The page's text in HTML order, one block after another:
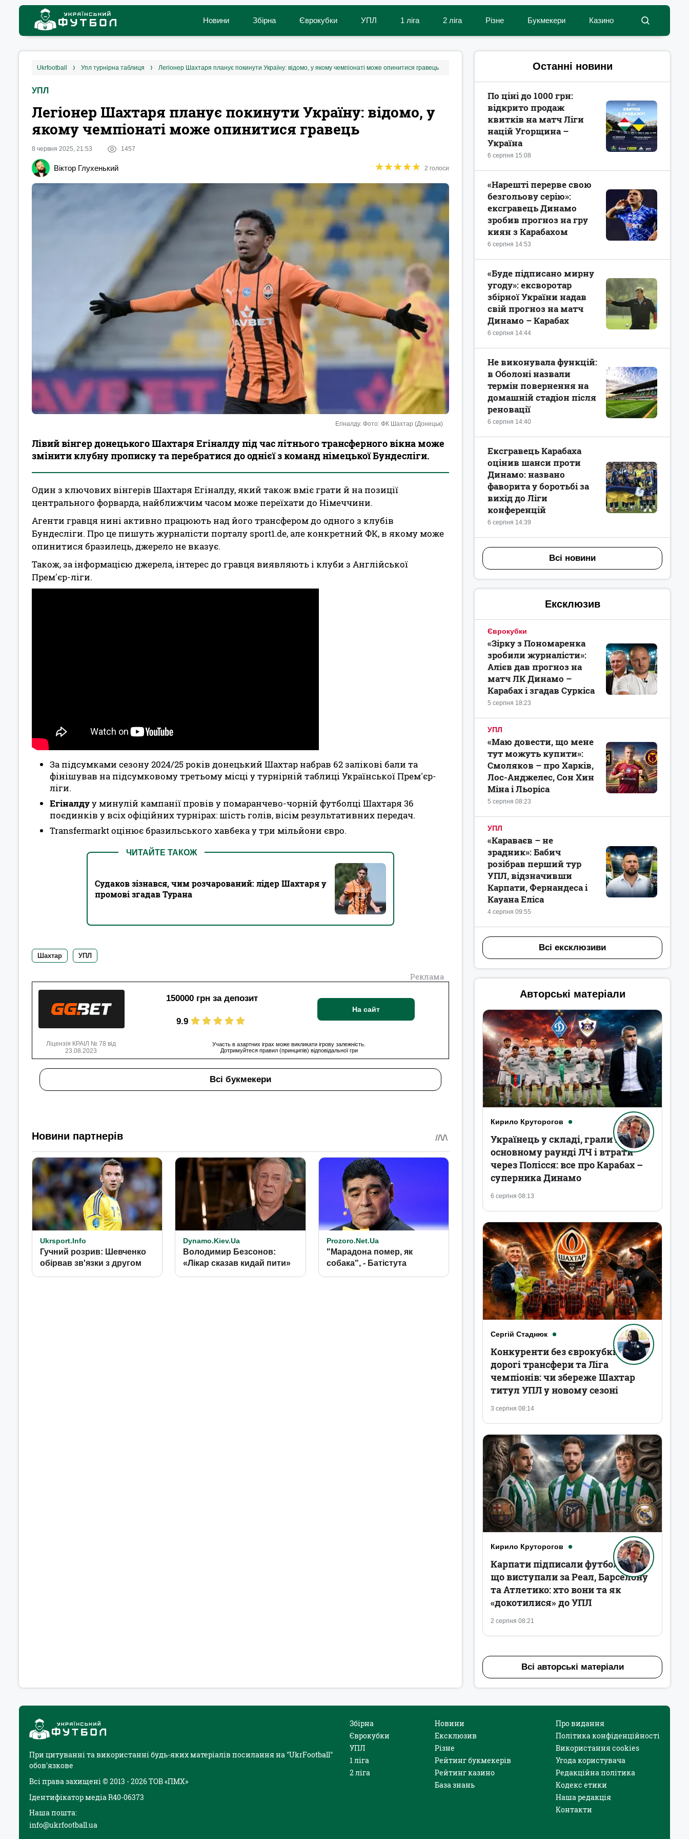
Новини Збірна Єврокубки УПЛ 1 ліга 2 ліга Різне Букмекери Казино
ukrfootball упл турнірна таблиця Легіонер Шахтаря планує покинути Україну: відомо, у якому чемпіонаті може опинитися гравець
УПЛ
Легіонер Шахтаря планує покинути Україну: відомо, у
якому чемпіонаті може опинитися гравець
8 червня 2025, 21:53 1457
Віктор Глухенький ★★★★★
★★★★★ 2 голоси
Егіналду. Фото: ФК Шахтар (Донецьк)
Лівий вінгер донецького Шахтаря Егіналду під час літнього трансферного вікна може
змінити клубну прописку та перебратися до однієї з команд німецької Бундесліги.
Один з ключових вінгерів Шахтаря Егіналду, який також вміє грати й на позиції
центрального форварда, найближчим часом може переїхати до Німеччини.
Агенти гравця нині активно працюють над його трансфером до одного з клубів
Бундесліги. Про це пишуть журналісти порталу sport1.de, але конкретний ФК, в якому може
опинитися бразилець, джерело не вказує.
Також, за інформацією джерела, інтерес до гравця виявляють і клуби з Англійської
Прем'єр-ліги.
За підсумками сезону 2024/25 років донецький Шахтар набрав 62 залікові бали та
фінішував на підсумковому третьому місці у турнірній таблиці Української Прем'єр-
ліги.
Егіналдуу минулій кампанії провів у помаранчево-чорній футболці Шахтаря 36
поєдинків у всіх офіційних турнірах: шість голів, вісім результативних передач.
Transfermarkt оцінює бразильського хавбека у три мільйони євро.
ЧИТАЙТЕ ТАКОЖ
Судаков зізнався, чим розчарований: лідер Шахтаря у
промові згадав Турана
Шахтар УПЛ
Реклама
150000 грн за депозит
9.9
На сайт
Ліцензія КРАІЛ № 78 від
23.08.2023
Участь в азартних іграх може викликати ігрову залежність.
Дотримуйтеся правил (принципів) відповідальної гри
Всі букмекери
Останні новини
6 серпня 15:08
По ціні до 1000 грн:
відкрито продаж
квитків на матч Ліги
націй Угорщина –
Україна
6 серпня 14:53
«Нарешті перерве свою
безгольову серію»:
ексгравець Динамо
зробив прогноз на гру
киян з Карабахом
6 серпня 14:44
«Буде підписано мирну
угоду»: ексворотар
збірної України надав
свій прогноз на матч
Динамо – Карабах
6 серпня 14:40
Не виконувала функцій:
в Оболоні назвали
термін повернення на
домашній стадіон після
реновації
6 серпня 14:39
Ексгравець Карабаха
оцінив шанси проти
Динамо: названо
фаворита у боротьбі за
вихід до Ліги
конференцій
Всі новини
Ексклюзив
Єврокубки
5 серпня 18:23
«Зірку з Пономаренка
зробили журналісти»:
Алієв дав прогноз на
матч ЛК Динамо –
Карабах і згадав Суркіса
УПЛ
5 серпня 08:23
«Маю довести, що мене
тут можуть купити»:
Смоляков – про Харків,
Лос-Анджелес, Сон Хин
Міна і Льоріса
УПЛ
4 серпня 09:55
«Караваєв – не
зрадник»: Бабич
розібрав перший тур
УПЛ, відзначивши
Карпати, Фернандеса і
Кауана Еліса
Всі ексклюзиви
Авторські матеріали
Кирило Круторогов
6 серпня 08:13
Українець у складі, грали в
основному раунді ЛЧ і втрати
через Полісся: все про Карабах –
суперника Динамо
Сергій Стаднюк
3 серпня 08:14
Конкуренти без єврокубків,
дорогі трансфери та Ліга
чемпіонів: чи збереже Шахтар
титул УПЛ у новому сезоні
Кирило Круторогов
2 серпня 08:21
Карпати підписали футболістів,
що виступали за Реал, Барселону
та Атлетико: хто вони та як
«докотилися» до УПЛ
Всі авторські матеріали
При цитуванні та використанні будь-яких матеріалів посилання на "UkrFootball"
обов'язкове
Всі права захищені © 2013 - 2026 ТОВ «ПМХ»
Ідентифікатор медіа R40-06373
Наша пошта:
info@ukrfootball.ua
Збірна
Єврокубки
УПЛ
1 ліга
2 ліга
Новини
Ексклюзив
Різне
Рейтинг букмекерів
Рейтинг казино
База знань
Про видання
Політика конфіденційності
Використання cookies
Угода користувача
Редакційна політика
Кодекс етики
Наша редакція
Контакти